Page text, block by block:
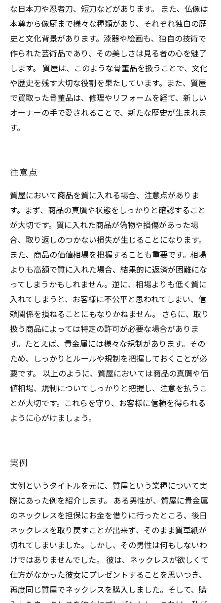
な日本刀や忍者刀、短刀などがあります。 また、仏像は
本尊から像厨まで様々な種類があり、それぞれ独自の歴
史と文化背景があります。漆器や絵画も、独自の技術で
作られた芸術品であり、その美しさは見る者の心を魅了
します。 質屋は、このような骨董品を扱うことで、文化
や歴史を残す大切な役割を果たしています。また、質屋
で買取った骨董品は、修理やリフォームを経て、新しい
オーナーの手で愛されることで、新たな歴史が生まれま
す。
注意点
質屋において商品を質に入れる場合、注意点がありま
す。まず、商品の真贋や状態をしっかりと確認すること
が大切です。質に入れた商品が偽物や損傷があった場
合、取り返しのつかない損失が生じることになります。
また、商品の価値相場を把握することも重要です。相場
よりも高額で質に入れた場合、結果的に返済が困難にな
ってしまうかもしれません。逆に、相場よりも低く質に
入れてしまうと、お客様に不公平と思われてしまい、信
頼関係を損ねることにもなりかねません。 さらに、取り
扱う商品によっては特定の許可が必要な場合がありま
す。たとえば、貴金属には様々な規制があります。その
ため、しっかりとルールや規制を把握しておくことが必
要です。 以上のように、質屋においては商品の真贋や価
値相場、規制についてしっかりと把握し、注意を払うこ
とが大切です。これらを守り、お客様に信頼を得られる
ように心がけましょう。
実例
実例というタイトルを元に、質屋という業種について実
際にあった例を紹介します。 ある男性が、質屋に貴金属
のネックレスを担保にお金を借りに行ったところ、後日
ネックレスを取り戻すことが出来ず、そのまま質草紙が
切れてしまいました。しかし、その男性は何もしないわ
けではありませんでした。 彼は、ネックレスが欲しくて
仕方がなかった彼女にプレゼントすることを思いつき、
再度同じ質屋でネックレスを購入しました。そして、購